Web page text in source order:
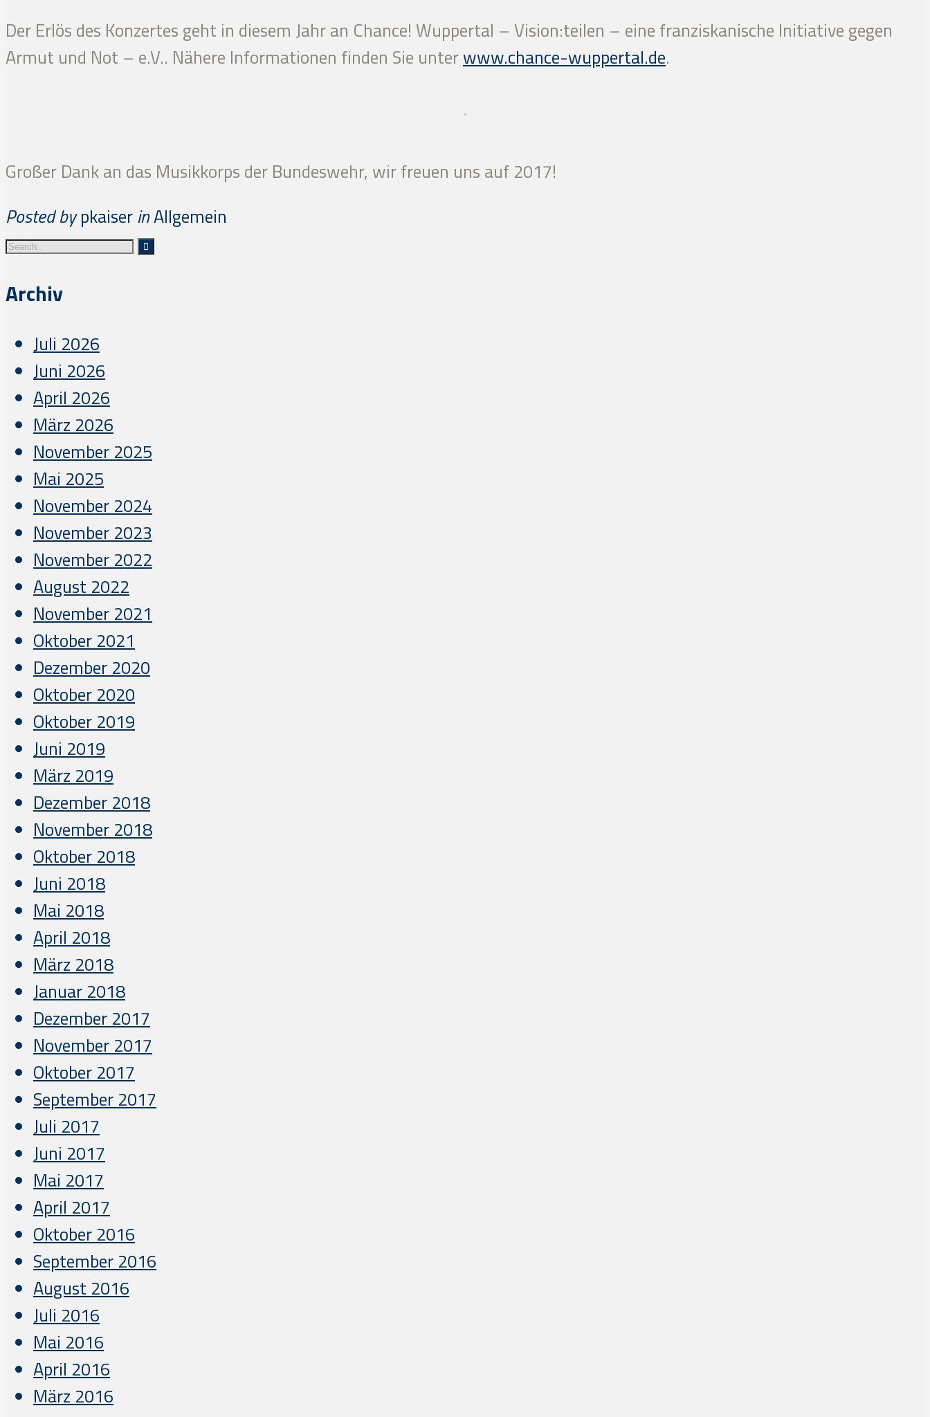
Der Erlös des Konzertes geht in diesem Jahr an Chance! Wuppertal – Vision:teilen – eine franziskanische Initiative gegen
Armut und Not – e.V.. Nähere Informationen finden Sie unterwww.chance-wuppertal.de.
Großer Dank an das Musikkorps der Bundeswehr, wir freuen uns auf 2017!
Posted by pkaiserinAllgemein
Archiv
Juli 2026
Juni 2026
April 2026
März 2026
November 2025
Mai 2025
November 2024
November 2023
November 2022
August 2022
November 2021
Oktober 2021
Dezember 2020
Oktober 2020
Oktober 2019
Juni 2019
März 2019
Dezember 2018
November 2018
Oktober 2018
Juni 2018
Mai 2018
April 2018
März 2018
Januar 2018
Dezember 2017
November 2017
Oktober 2017
September 2017
Juli 2017
Juni 2017
Mai 2017
April 2017
Oktober 2016
September 2016
August 2016
Juli 2016
Mai 2016
April 2016
März 2016